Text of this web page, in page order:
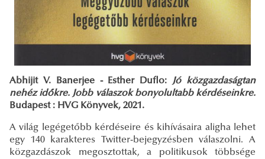
Abhijit V. Banerjee - Esther Duflo:
Jó ​közgazdaságtan
nehéz időkre. Jobb válaszok bonyolultabb kérdéseinkre.
Budapest : HVG Könyvek, 2021.
A világ legégetőbb kérdéseire és kihívásaira aligha lehet
egy 140 karakteres Twitter-bejegyzésben válaszolni. A
közgazdászok megosztottak, a politikusok többsége